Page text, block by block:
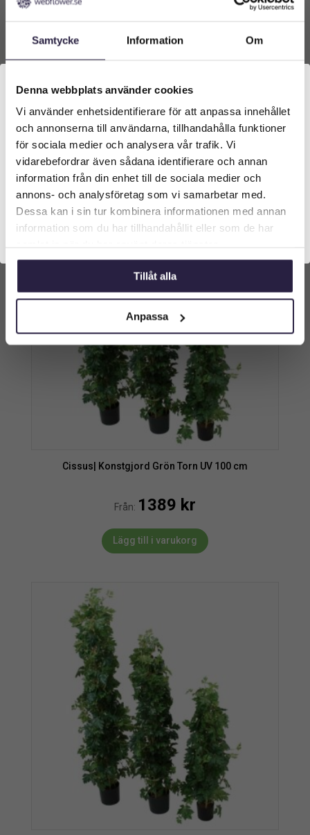
Samtycke Information Om
Denna webbplats använder cookies
Vi använder enhetsidentifierare för att anpassa innehållet
och annonserna till användarna, tillhandahålla funktioner
för sociala medier och analysera vår trafik. Vi
vidarebefordrar även sådana identifierare och annan
information från din enhet till de sociala medier och
annons- och analysföretag som vi samarbetar med.
Dessa kan i sin tur kombinera informationen med annan
information som du har tillhandahållit eller som de har
Tillåt alla
Anpassa
Cissus | Konstgjord Girlang grön UV 270 cm
Från:699kr
Lägg till i varukorg
Cissus| Konstgjord Grön Torn UV 100 cm
Från: 1389 kr
Lägg till i varukorg
Välkommen till Webflower
Vilken typ av kund är du? Du kan alltid justera ditt val
längst upp på sidan.
Företagskund (exkl. moms)
Privatkund (inkl. moms)